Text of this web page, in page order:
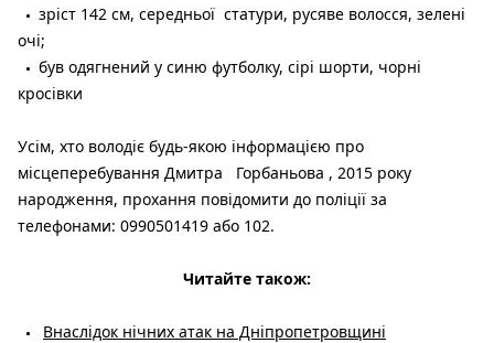
зріст 142 см, середньої статури, русяве волосся, зелені
очі;
був одягнений у синю футболку, сірі шорти, чорні
кросівки
Усім, хто володіє будь-якою інформацією про
місцеперебування Дмитра Горбаньова , 2015 року
народження, прохання повідомити до поліції за
телефонами: 0990501419 або 102.
Читайте також:
Внаслідок нічних атак на Дніпропетровщині